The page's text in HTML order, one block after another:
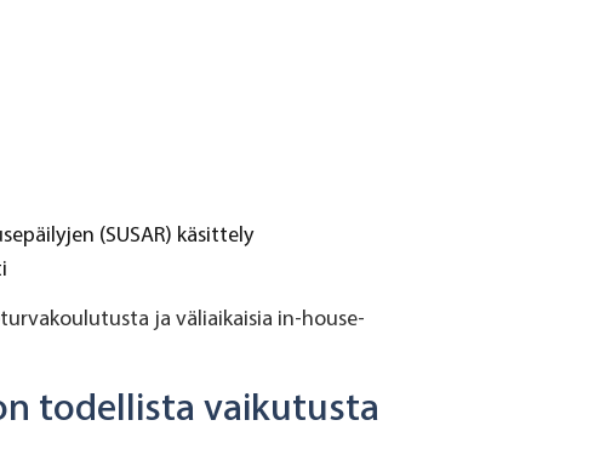
(SUSAR) käsittely
ja väliaikaisia in-house-
todellista vaikutusta